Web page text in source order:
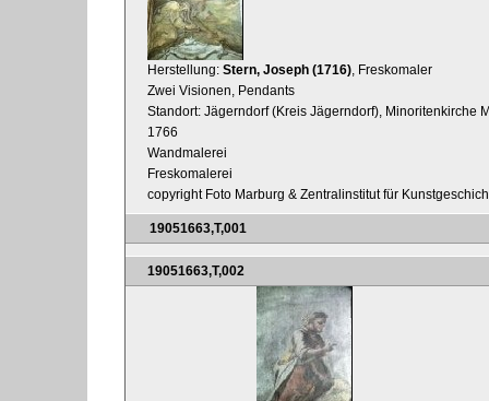
Herstellung: Stern, Joseph (1716) , Freskomaler
Zwei Visionen, Pendants
Standort: Jägerndorf (Kreis Jägerndorf), Minoritenkirche
1766
Wandmalerei
Freskomalerei
copyright Foto Marburg & Zentralinstitut für
19051663,T,001
19051663,T,002